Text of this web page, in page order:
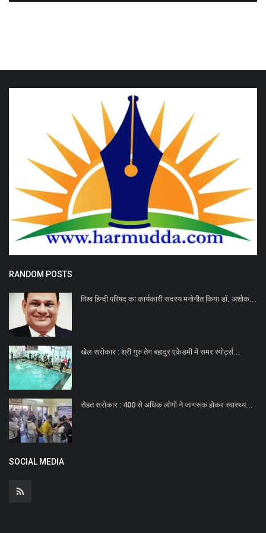
RANDOM POSTS
विश्व हिन्दी परिषद का कार्यकारी सदस्य मनोनीत किया डॉ. अशोक...
खेल सरोकार : श्री गुरु तेग बहादुर एकेडमी में समर स्पोर्ट्स...
सेहत सरोकार : 400 से अधिक लोगों ने जागरूक होकर स्वास्थ्य...
SOCIAL MEDIA